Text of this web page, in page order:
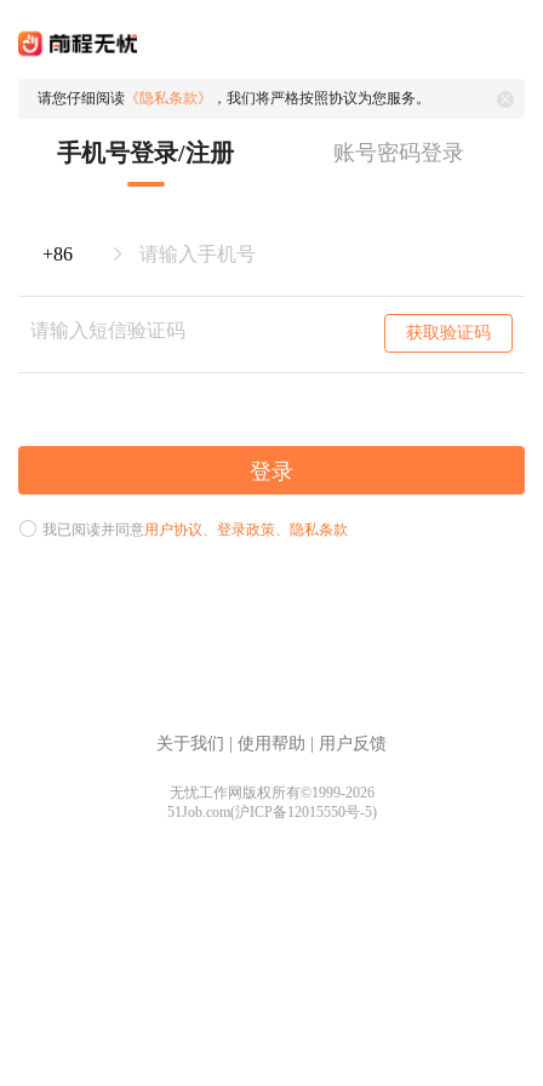
请您仔细阅读 《隐私条款》 ，我们将严格按照协议为您服务。
手机号登录/注册 账号密码登录
获取验证码
登录
我已阅读并同意用户协议、 登录政策、 隐私条款
关于我们 使用帮助 用户反馈
无忧工作网版权所有©1999-2026
51Job.com(沪ICP备12015550号-5)